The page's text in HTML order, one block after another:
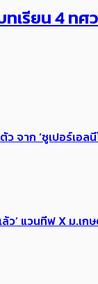
เรียน 4 ท
ว จาก ‘ซูเปอร์เอ
ล้ว’ แวนทีฟ X ม.